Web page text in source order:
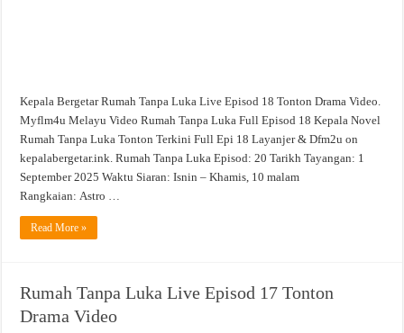
Kepala Bergetar Rumah Tanpa Luka Live Episod 18 Tonton Drama Video.
Myflm4u Melayu Video Rumah Tanpa Luka Full Episod 18 Kepala Novel
Rumah Tanpa Luka Tonton Terkini Full Epi 18 Layanjer & Dfm2u on
kepalabergetar.ink. Rumah Tanpa Luka Episod: 20 Tarikh Tayangan: 1
September 2025 Waktu Siaran: Isnin – Khamis, 10 malam
Rangkaian: Astro …
Read More »
Rumah Tanpa Luka Live Episod 17 Tonton
Drama Video